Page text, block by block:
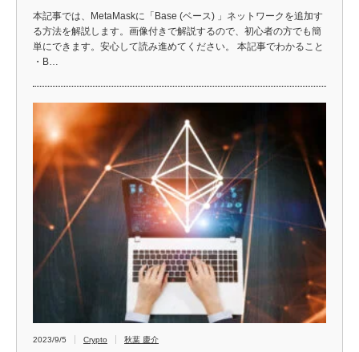
本記事では、MetaMaskに「Base (ベース) 」ネットワークを追加す
る方法を解説します。画像付きで解説するので、初心者の方でも簡
単にできます。安心して読み進めてください。 本記事でわかること
・B…
2023/9/5 Crypto 秋葉 慶介